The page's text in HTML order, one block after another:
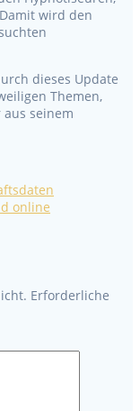
wird den
dieses Update
Themen,
seinem
online
Erforderliche